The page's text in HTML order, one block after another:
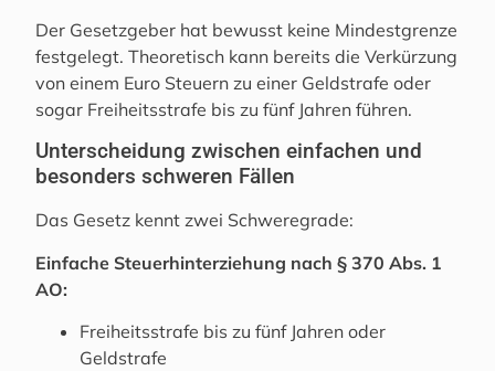
Der Gesetzgeber hat bewusst keine Mindestgrenze
festgelegt. Theoretisch kann bereits die Verkürzung
von einem Euro Steuern zu einer Geldstrafe oder
sogar Freiheitsstrafe bis zu fünf Jahren führen.
Unterscheidung zwischen einfachen und
besonders schweren Fällen
Das Gesetz kennt zwei Schweregrade:
Einfache Steuerhinterziehung nach § 370 Abs. 1
AO:
Freiheitsstrafe bis zu fünf Jahren oder
Geldstrafe